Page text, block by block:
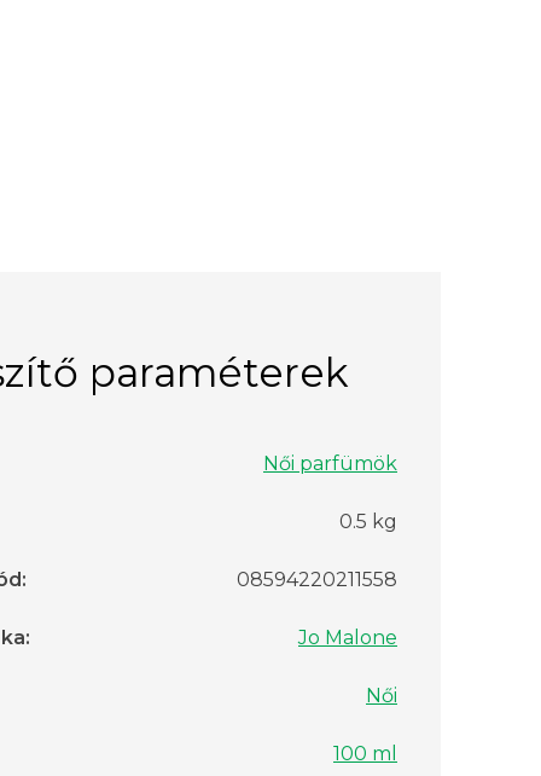
paraméterek
Női parfümök
0.5 kg
: 08594220211558
: Jo Malone
Női
100 ml